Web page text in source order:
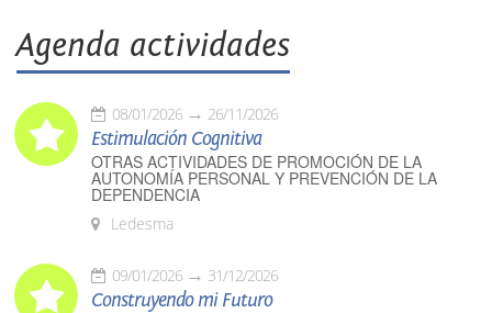
Agenda actividades
08/01/2026 26/11/2026
Estimulación Cognitiva
OTRAS ACTIVIDADES DE PROMOCIÓN DE LA
AUTONOMÍA PERSONAL Y PREVENCIÓN DE LA
DEPENDENCIA
Ledesma
09/01/2026 31/12/2026
Construyendo mi Futuro